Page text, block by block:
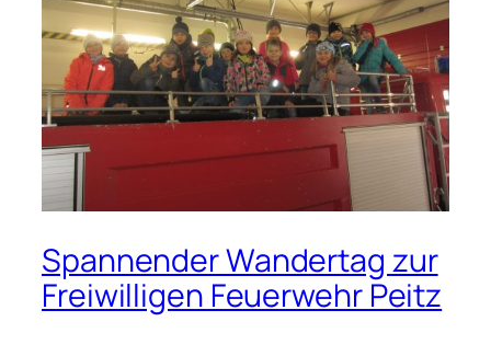
Spannender Wandertag zur
Freiwilligen Feuerwehr Peitz